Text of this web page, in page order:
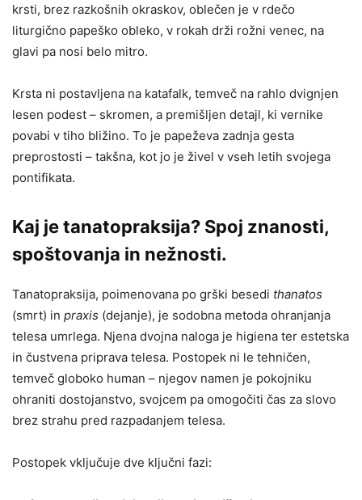
krsti, brez razkošnih okraskov, oblečen je v rdečo
liturgično papeško obleko, v rokah drži rožni venec, na
glavi pa nosi belo mitro.
Krsta ni postavljena na katafalk, temveč na rahlo dvignjen
lesen podest – skromen, a premišljen detajl, ki vernike
povabi v tiho bližino. To je papeževa zadnja gesta
preprostosti – takšna, kot jo je živel v vseh letih svojega
pontifikata.
Kaj je tanatopraksija? Spoj znanosti,
spoštovanja in nežnosti.
Tanatopraksija, poimenovana po grški besedi thanatos
(smrt) in praxis (dejanje), je sodobna metoda ohranjanja
telesa umrlega. Njena dvojna naloga je higiena ter estetska
in čustvena priprava telesa. Postopek ni le tehničen,
temveč globoko human – njegov namen je pokojniku
ohraniti dostojanstvo, svojcem pa omogočiti čas za slovo
brez strahu pred razpadanjem telesa.
Postopek vključuje dve ključni fazi: